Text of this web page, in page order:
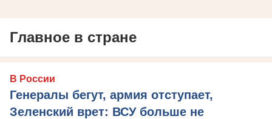
Главное в стране
В России
Генералы бегут, армия отступает,
Зеленский врет: ВСУ больше не